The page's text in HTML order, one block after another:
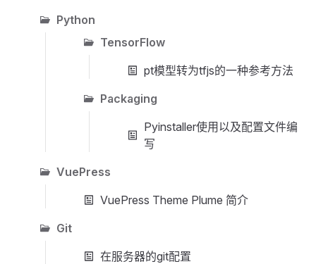
Python
TensorFlow
pt模型转为tfjs的一种参考方法
Packaging
Pyinstaller使用以及配置文件编
写
VuePress
VuePress Theme Plume 简介
Git
在服务器的git配置